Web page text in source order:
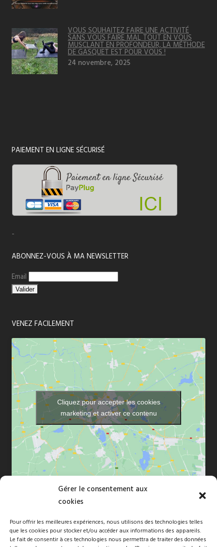
Gérer le consentement aux
cookies
Pour offrir les meilleures expériences, nous utilisons des technologies telles
que les cookies pour stocker et/ou accéder aux informations des appareils.
Le fait de consentir à ces technologies nous permettra de traiter des données
VOUS SOUHAITEZ FAIRE UNE ACTIVITÉ
SANS VOUS FAIRE MAL TOUT EN VOUS
MUSCLANT EN PROFONDEUR, LA MÉTHODE
DE GASQUET EST POUR VOUS !
24 novembre, 2025
PAIEMENT EN LIGNE SÉCURISÉ
-
ABONNEZ-VOUS À MA NEWSLETTER
Email
VENEZ FACILEMENT
Cliquez pour accepter les cookies
marketing et activer ce contenu
Copyright © 2010-2026 Florence Dréan. Tous droits réservés -Site